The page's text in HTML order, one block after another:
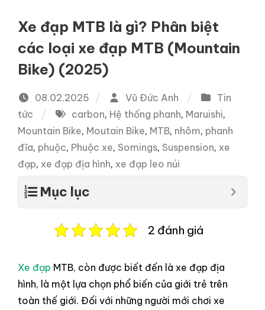
Xe đạp MTB là gì? Phân biệt
các loại xe đạp MTB (Mountain
Bike) (2025)
08.02.2025 Vũ Đức Anh
Tin
tức
carbon, Hệ thống phanh, Maruishi,
Mountain Bike, Moutain Bike, MTB, nhôm, phanh
đĩa, phuộc, Phuộc xe, Somings, Suspension, xe
đạp, xe đạp địa hình, xe đạp leo núi
Mục lục
2 đánh giá
Xe đạp MTB, còn được biết đến là xe đạp địa
hình, là một lựa chọn phổ biến của giới trẻ trên
toàn thế giới. Đối với những người mới chơi xe